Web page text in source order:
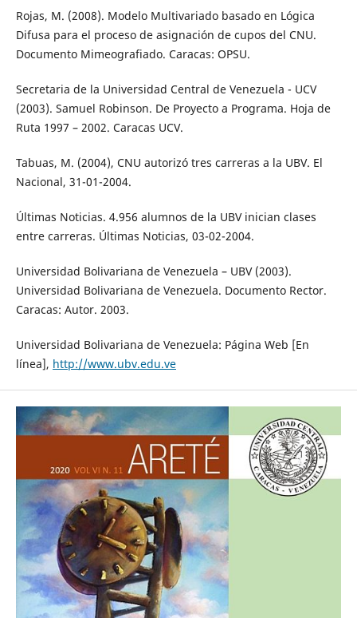
Rojas, M. (2008). Modelo Multivariado basado en Lógica
Difusa para el proceso de asignación de cupos del CNU.
Documento Mimeografiado. Caracas: OPSU.
Secretaria de la Universidad Central de Venezuela - UCV
(2003). Samuel Robinson. De Proyecto a Programa. Hoja de
Ruta 1997 – 2002. Caracas UCV.
Tabuas, M. (2004), CNU autorizó tres carreras a la UBV. El
Nacional, 31-01-2004.
Últimas Noticias. 4.956 alumnos de la UBV inician clases
entre carreras. Últimas Noticias, 03-02-2004.
Universidad Bolivariana de Venezuela – UBV (2003).
Universidad Bolivariana de Venezuela. Documento Rector.
Caracas: Autor. 2003.
Universidad Bolivariana de Venezuela: Página Web [En
línea], http://www.ubv.edu.ve